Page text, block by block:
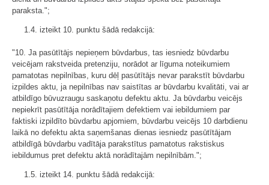
paraksta.";
1.4. izteikt 10. punktu šādā redakcijā:
"10. Ja pasūtītājs nepieņem būvdarbus, tas iesniedz būvdarbu
veicējam rakstveida pretenziju, norādot ar līguma noteikumiem
pamatotas nepilnības, kuru dēļ pasūtītājs nevar parakstīt būvdarbu
izpildes aktu, ja nepilnības nav saistītas ar būvdarbu kvalitāti, vai ar
atbildīgo būvuzraugu saskaņotu defektu aktu. Ja būvdarbu veicējs
nepiekrīt pasūtītāja norādītajiem defektiem vai iebildumiem par
faktiski izpildīto būvdarbu apjomiem, būvdarbu veicējs 10 darbdienu
laikā no defektu akta saņemšanas dienas iesniedz pasūtītājam
atbildīgā būvdarbu vadītāja parakstītus pamatotus rakstiskus
iebildumus pret defektu aktā norādītajām nepilnībām.";
1.5. izteikt 14. punktu šādā redakcijā: